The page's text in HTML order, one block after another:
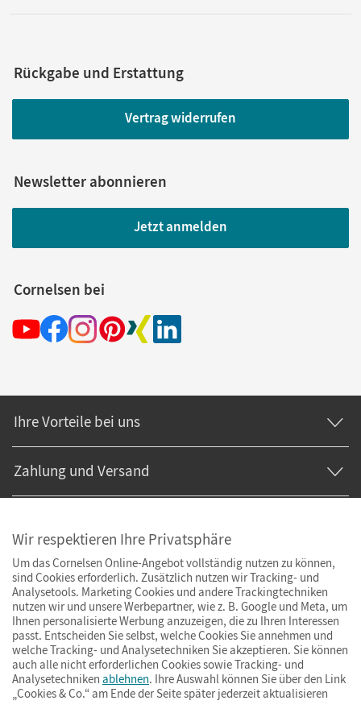
Rückgabe und Erstattung
Vertrag widerrufen
Newsletter abonnieren
Jetzt anmelden
Cornelsen bei
Ihre Vorteile bei uns
Zahlung und Versand
ImpressumAGBDatenschutzBarrierefreiheitCookies & Co.
Wir respektieren Ihre Privatsphäre
Um das Cornelsen Online-Angebot vollständig nutzen zu können,
sind Cookies erforderlich. Zusätzlich nutzen wir Tracking- und
Analysetools. Marketing Cookies und andere Trackingtechniken
nutzen wir und unsere Werbepartner, wie z. B. Google und Meta, um
Ihnen personalisierte Werbung anzuzeigen, die zu Ihren Interessen
passt. Entscheiden Sie selbst, welche Cookies Sie annehmen und
welche Tracking- und Analysetechniken Sie akzeptieren. Sie können
auch alle nicht erforderlichen Cookies sowie Tracking- und
Analysetechniken ablehnen. Ihre Auswahl können Sie über den Link
„Cookies & Co.“ am Ende der Seite später jederzeit aktualisieren